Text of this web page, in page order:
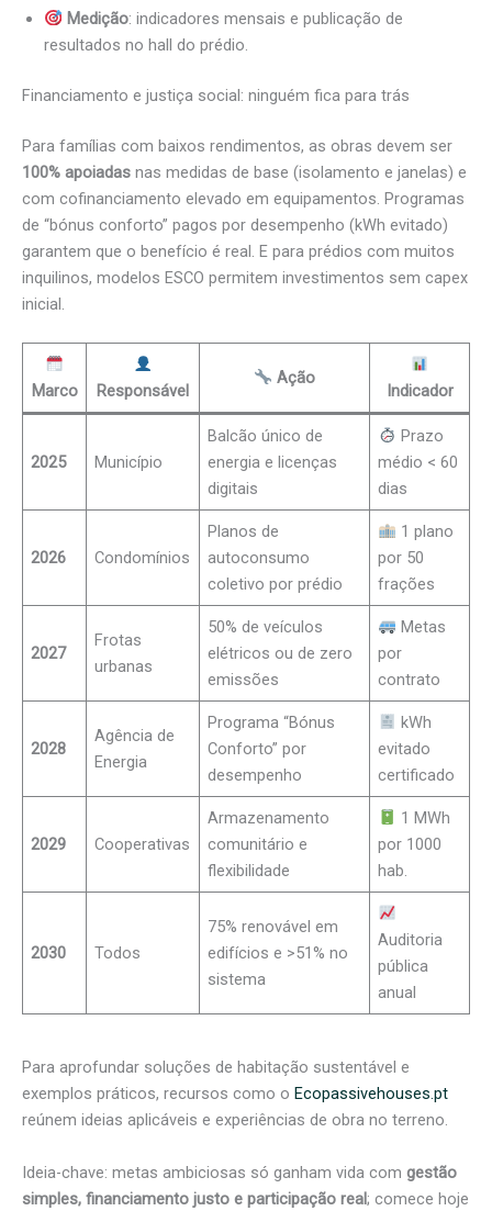
Medição: indicadores mensais e publicação de
resultados no hall do prédio.
Financiamento e justiça social: ninguém fica para trás
Para famílias com baixos rendimentos, as obras devem ser
100% apoiadas nas medidas de base (isolamento e janelas) e
com cofinanciamento elevado em equipamentos. Programas
de “bónus conforto” pagos por desempenho (kWh evitado)
garantem que o benefício é real. E para prédios com muitos
inquilinos, modelos ESCO permitem investimentos sem capex
inicial.
Marco Responsável
Ação
Indicador
2025 Município
Balcão único de
energia e licenças
digitais
Prazo
médio < 60
dias
2026 Condomínios
Planos de
autoconsumo
coletivo por prédio
1 plano
por 50
frações
2027
Frotas
urbanas
50% de veículos
elétricos ou de zero
emissões
Metas
por
contrato
2028
Agência de
Energia
Programa “Bónus
Conforto” por
desempenho
kWh
evitado
certificado
2029 Cooperativas
Armazenamento
comunitário e
flexibilidade
1 MWh
por 1000
hab.
2030 Todos
75% renovável em
edifícios e >51% no
sistema
Auditoria
pública
anual
Para aprofundar soluções de habitação sustentável e
exemplos práticos, recursos como o Ecopassivehouses.pt
reúnem ideias aplicáveis e experiências de obra no terreno.
Ideia-chave: metas ambiciosas só ganham vida com gestão
simples, financiamento justo e participação real; comece hoje